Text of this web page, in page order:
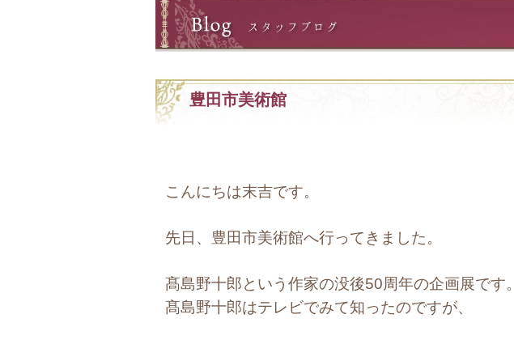
豊田市美術館
こんにちは末吉です。
先日、豊田市美術館へ行ってきました。
髙島野十郎という作家の没後50周年の企画展です。
髙島野十郎はテレビでみて知ったのですが、